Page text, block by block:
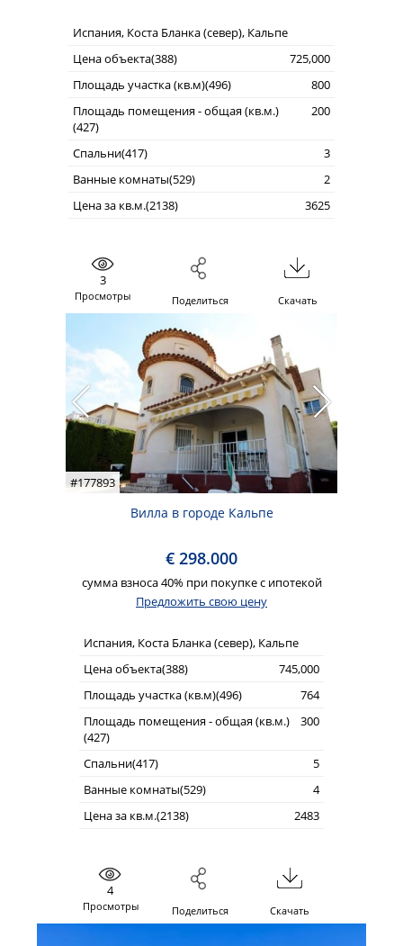
Испания, Коста Бланка (север), Кальпе
Цена объекта(388)
725,000
Площадь участка (кв.м)(496)
800
Площадь помещения - общая (кв.м.)
(427)
200
Спальни(417)
3
Ванные комнаты(529)
2
Цена за кв.м.(2138)
3625
3
Просмотры Поделиться Скачать
#177893
Вилла в городе Кальпе
€ 298.000
сумма взноса 40% при покупке с ипотекой
Предложить свою цену
Испания, Коста Бланка (север), Кальпе
Цена объекта(388)
745,000
Площадь участка (кв.м)(496)
764
Площадь помещения - общая (кв.м.)
(427)
300
Спальни(417)
5
Ванные комнаты(529)
4
Цена за кв.м.(2138)
2483
4
Просмотры Поделиться Скачать